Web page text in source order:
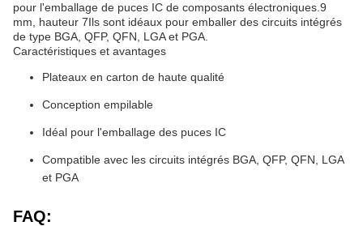
pour l'emballage de puces IC de composants électroniques.9
mm, hauteur 7Ils sont idéaux pour emballer des circuits intégrés
de type BGA, QFP, QFN, LGA et PGA.
Caractéristiques et avantages
Plateaux en carton de haute qualité
Conception empilable
Idéal pour l'emballage des puces IC
Compatible avec les circuits intégrés BGA, QFP, QFN, LGA
et PGA
FAQ: